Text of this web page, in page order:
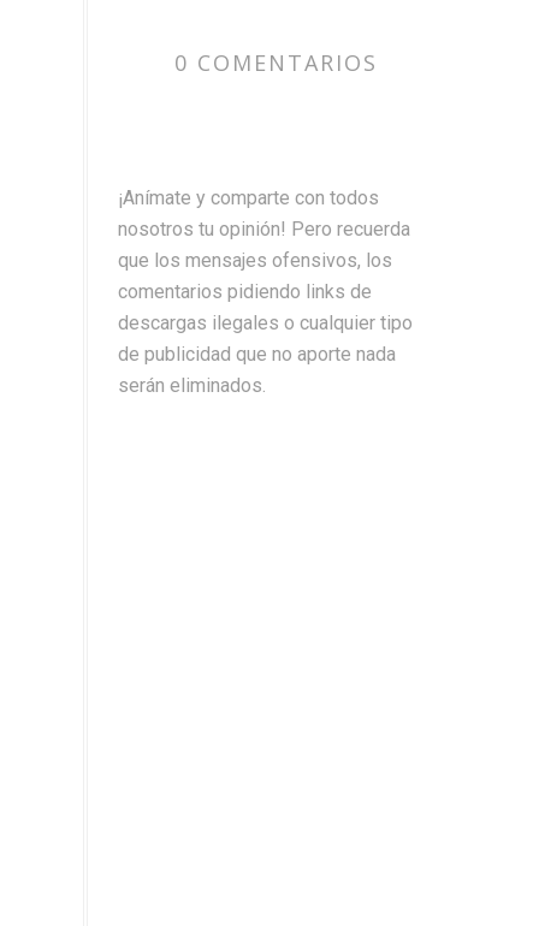
0 COMENTARIOS
¡Anímate y comparte con todos
nosotros tu opinión! Pero recuerda
que los mensajes ofensivos, los
comentarios pidiendo links de
descargas ilegales o cualquier tipo
de publicidad que no aporte nada
serán eliminados.